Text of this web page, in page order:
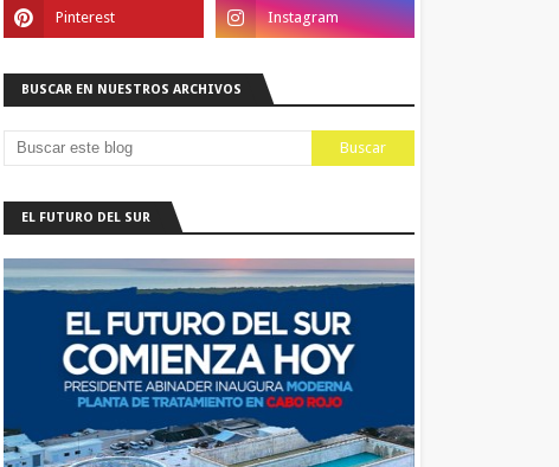
BUSCAR EN NUESTROS ARCHIVOS
EL FUTURO DEL SUR